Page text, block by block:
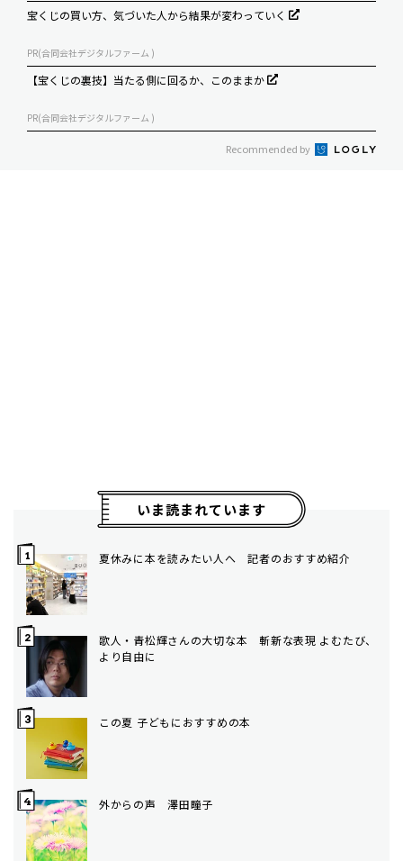
宝くじの買い方、気づいた人から結果が変わっていく
PR(合同会社デジタルファーム )
【宝くじの裏技】当たる側に回るか、このままか
PR(合同会社デジタルファーム )
Recommended by
いま読まれています
夏休みに本を読みたい人へ 記者のおすすめ紹介
歌人・青松輝さんの大切な本 斬新な表現 よむたび、
より自由に
この夏 子どもにおすすめの本
外からの声 澤田瞳子